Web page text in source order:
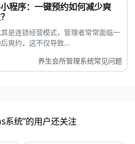
程序：一键预约如何减少爽
是连锁经营模式，管理者常常面临一
爽约，这不仅导致...
养生会所管理系统常见问题
系统”的用户还关注